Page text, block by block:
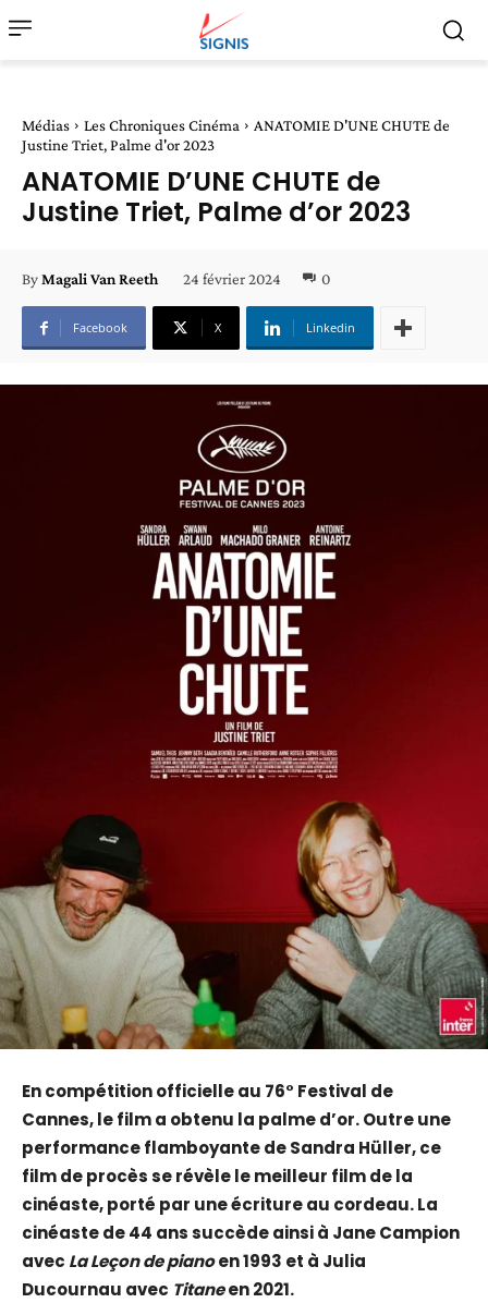
Médias Les Chroniques Cinéma
ANATOMIE D'UNE CHUTE de
Justine Triet, Palme d'or 2023
ANATOMIE D’UNE CHUTE de
Justine Triet, Palme d’or 2023
ByMagali Van Reeth 24 février 2024 0
Facebook X Linkedin
En compétition officielle au 76° Festival de
Cannes, le film a obtenu la palme d’or. Outre une
performance flamboyante de Sandra Hüller, ce
film de procès se révèle le meilleur film de la
cinéaste, porté par une écriture au cordeau. La
cinéaste de 44 ans succède ainsi à Jane Campion
avec La Leçon de pianoen 1993 et à Julia
Ducournau avec Titaneen 2021.